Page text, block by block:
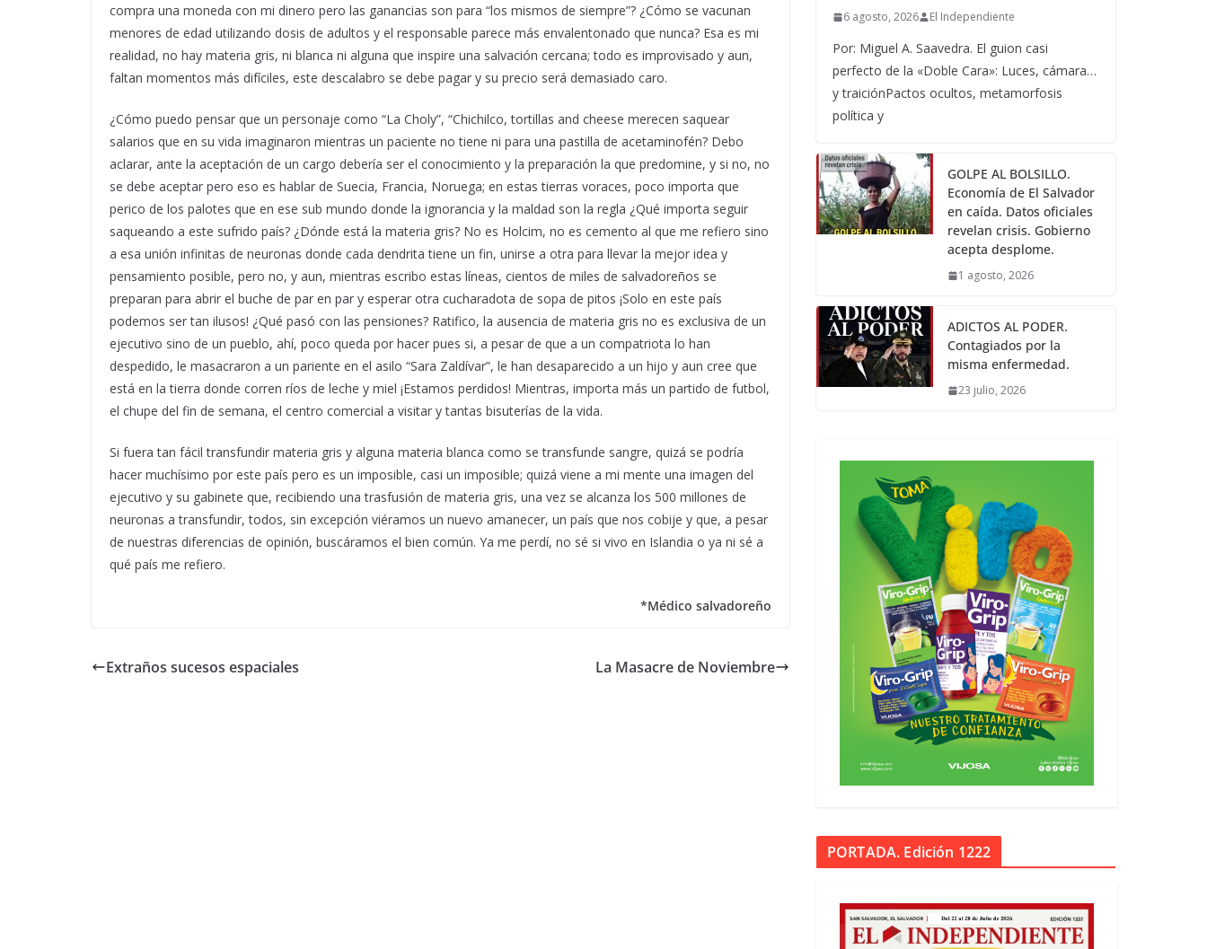
compra una moneda con mi dinero pero las ganancias son para “los mismos de siempre”? ¿Cómo se vacunan
menores de edad utilizando dosis de adultos y el responsable parece más envalentonado que nunca? Esa es mi
realidad, no hay materia gris, ni blanca ni alguna que inspire una salvación cercana; todo es improvisado y aun,
faltan momentos más difíciles, este descalabro se debe pagar y su precio será demasiado caro.
¿Cómo puedo pensar que un personaje como “La Choly”, “Chichilco, tortillas and cheese merecen saquear
salarios que en su vida imaginaron mientras un paciente no tiene ni para una pastilla de acetaminofén? Debo
aclarar, ante la aceptación de un cargo debería ser el conocimiento y la preparación la que predomine, y si no, no
se debe aceptar pero eso es hablar de Suecia, Francia, Noruega; en estas tierras voraces, poco importa que
perico de los palotes que en ese sub mundo donde la ignorancia y la maldad son la regla ¿Qué importa seguir
saqueando a este sufrido país? ¿Dónde está la materia gris? No es Holcim, no es cemento al que me refiero sino
a esa unión infinitas de neuronas donde cada dendrita tiene un fin, unirse a otra para llevar la mejor idea y
pensamiento posible, pero no, y aun, mientras escribo estas líneas, cientos de miles de salvadoreños se
preparan para abrir el buche de par en par y esperar otra cucharadota de sopa de pitos ¡Solo en este país
podemos ser tan ilusos! ¿Qué pasó con las pensiones? Ratifico, la ausencia de materia gris no es exclusiva de un
ejecutivo sino de un pueblo, ahí, poco queda por hacer pues si, a pesar de que a un compatriota lo han
despedido, le masacraron a un pariente en el asilo “Sara Zaldívar”, le han desaparecido a un hijo y aun cree que
está en la tierra donde corren ríos de leche y miel ¡Estamos perdidos! Mientras, importa más un partido de futbol,
el chupe del fin de semana, el centro comercial a visitar y tantas bisuterías de la vida.
Si fuera tan fácil transfundir materia gris y alguna materia blanca como se transfunde sangre, quizá se podría
hacer muchísimo por este país pero es un imposible, casi un imposible; quizá viene a mi mente una imagen del
ejecutivo y su gabinete que, recibiendo una trasfusión de materia gris, una vez se alcanza los 500 millones de
neuronas a transfundir, todos, sin excepción viéramos un nuevo amanecer, un país que nos cobije y que, a pesar
de nuestras diferencias de opinión, buscáramos el bien común. Ya me perdí, no sé si vivo en Islandia o ya ni sé a
qué país me refiero.
*Médico salvadoreño
Extraños sucesos espaciales La Masacre de Noviembre
6 agosto, 2026 El Independiente
Por: Miguel A. Saavedra. El guion casi
perfecto de la «Doble Cara»: Luces, cámara…
y traiciónPactos ocultos, metamorfosis
política y
GOLPE AL BOLSILLO.
Economía de El Salvador
en caída. Datos oficiales
revelan crisis. Gobierno
acepta desplome.
1 agosto, 2026
ADICTOS AL PODER.
Contagiados por la
misma enfermedad.
23 julio, 2026
PORTADA. Edición 1222